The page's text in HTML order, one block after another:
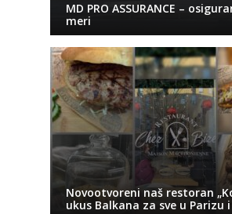
MD PRO ASSURANCE –
meri
Novootvoreni naš restoran
ukus Balkana za sve u Parizu